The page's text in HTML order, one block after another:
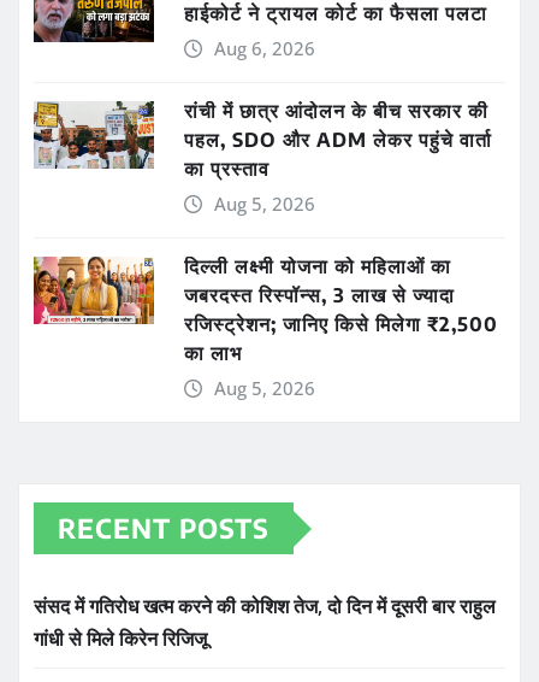
हाईकोर्ट ने ट्रायल कोर्ट का फैसला पलटा
Aug 6, 2026
रांची में छात्र आंदोलन के बीच सरकार की
पहल, SDO और ADM लेकर पहुंचे वार्ता
का प्रस्ताव
Aug 5, 2026
दिल्ली लक्ष्मी योजना को महिलाओं का
जबरदस्त रिस्पॉन्स, 3 लाख से ज्यादा
रजिस्ट्रेशन; जानिए किसे मिलेगा ₹2,500
का लाभ
Aug 5, 2026
RECENT POSTS
संसद में गतिरोध खत्म करने की कोशिश तेज, दो दिन में दूसरी बार राहुल
गांधी से मिले किरेन रिजिजू